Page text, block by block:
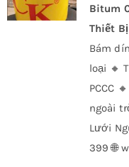
Bitum
Thiết Bị
Bám
loại 🔸
PCCC
ngoài
Lưới
399 🌐